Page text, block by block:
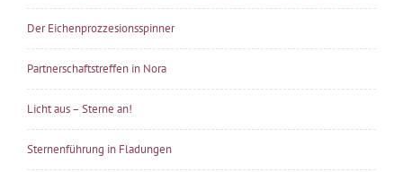
Der Eichenprozzesionsspinner
Partnerschaftstreffen in Nora
Licht aus – Sterne an!
Sternenführung in Fladungen